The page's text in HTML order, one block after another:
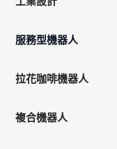
服務型機器人
拉花咖啡機器人
複合機器人